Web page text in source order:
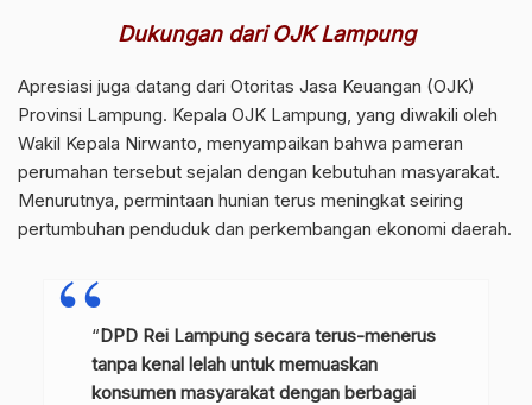
Dukungan dari OJK Lampung
Apresiasi juga datang dari Otoritas Jasa Keuangan (OJK)
Provinsi Lampung. Kepala OJK Lampung, yang diwakili oleh
Wakil Kepala Nirwanto, menyampaikan bahwa pameran
perumahan tersebut sejalan dengan kebutuhan masyarakat.
Menurutnya, permintaan hunian terus meningkat seiring
pertumbuhan penduduk dan perkembangan ekonomi daerah.
“DPD Rei Lampung secara terus-menerus
tanpa kenal lelah untuk memuaskan
konsumen masyarakat dengan berbagai